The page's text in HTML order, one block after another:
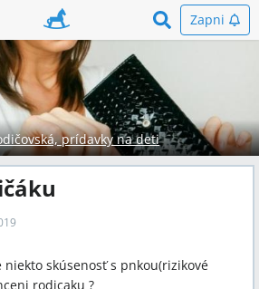
Zapni
prídavky na deti
skúsenosť s pnkou(rizikové
rodicaku ?